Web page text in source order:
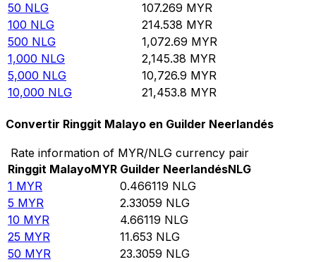
50 NLG 107.269 MYR
100 NLG 214.538 MYR
500 NLG 1,072.69 MYR
1,000 NLG 2,145.38 MYR
5,000 NLG 10,726.9 MYR
10,000 NLG 21,453.8 MYR
Convertir Ringgit Malayo en Guilder Neerlandés
Rate information of MYR/NLG currency pair
Ringgit MalayoMYR Guilder NeerlandésNLG
1 MYR 0.466119 NLG
5 MYR 2.33059 NLG
10 MYR 4.66119 NLG
25 MYR 11.653 NLG
50 MYR 23.3059 NLG